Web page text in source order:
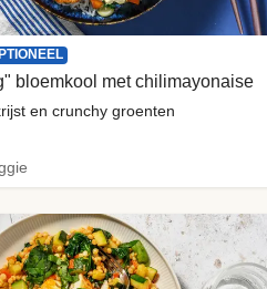
bloemkool met chilimayonaise
en crunchy groenten